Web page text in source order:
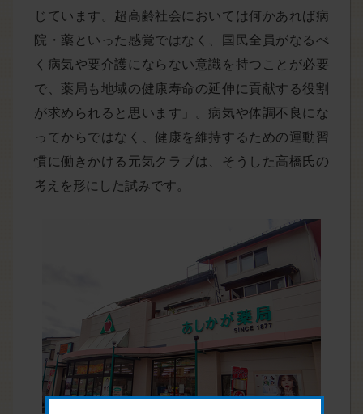
じています。超高齢社会においては何かあれば病
院・薬といった感覚ではなく、国民全員がなるべ
く病気や要介護にならない意識を持つことが必要
で、薬局も地域の健康寿命の延伸に貢献する役割
が求められると思います」。病気や体調不良にな
ってからではなく、健康を維持するための運動習
慣に働きかける元気クラブは、そうした高橋氏の
考えを形にした試みです。